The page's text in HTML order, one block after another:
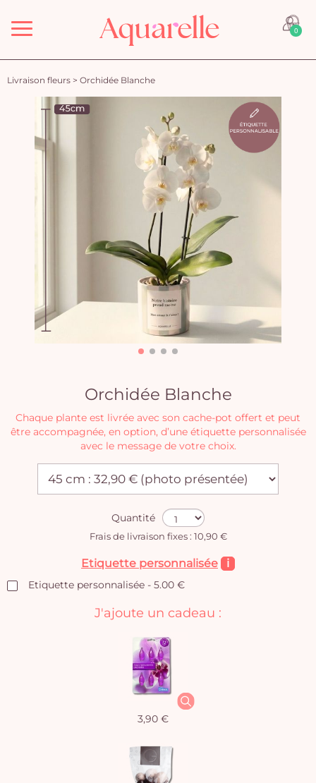
Menu 0
Livraison fleurs > Orchidée Blanche
Orchidée Blanche
Chaque plante est livrée avec son cache-pot offert et peut
être accompagnée, en option, d’une étiquette personnalisée
avec le message de votre choix.
Quantité
Frais de livraison fixes : 10,90 €
Etiquette personnalisée i
Etiquette personnalisée - 5.00 €
J'ajoute un cadeau :
3,90 €